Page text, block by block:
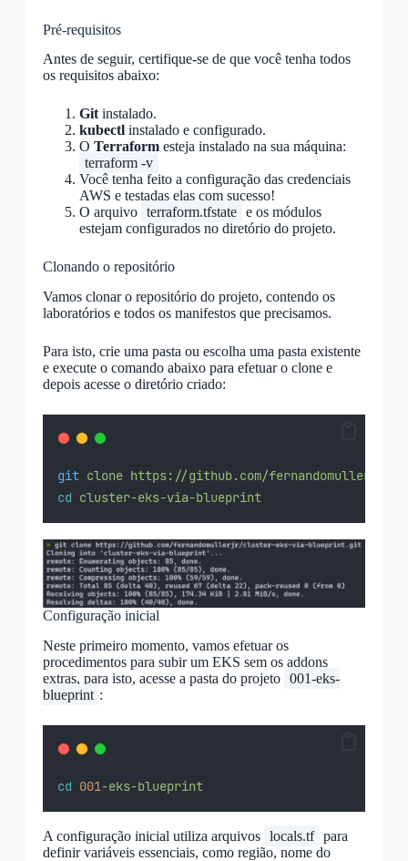
Pré-requisitos
Antes de seguir, certifique-se de que você tenha todos
os requisitos abaixo:
Gitinstalado.
kubectlinstalado e configurado.
O Terraformesteja instalado na sua máquina:
terraform -v
Você tenha feito a configuração das credenciais
AWS e testadas elas com sucesso!
O arquivo terraform.tfstate e os módulos
estejam configurados no diretório do projeto.
Clonando o repositório
Vamos clonar o repositório do projeto, contendo os
laboratórios e todos os manifestos que precisamos.
Para isto, crie uma pasta ou escolha uma pasta existente
e execute o comando abaixo para efetuar o clone e
depois acesse o diretório criado:
git clone https://github.com/fernandomullerjr/
cd cluster-eks-via-blueprint
Configuração inicial
Neste primeiro momento, vamos efetuar os
procedimentos para subir um EKS sem os addons
extras, para isto, acesse a pasta do projeto 001-eks-
blueprint :
cd 001-eks-blueprint
A configuração inicial utiliza arquivos locals.tf para
definir variáveis essenciais, como região, nome do